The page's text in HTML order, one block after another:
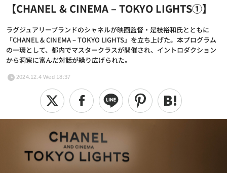
【CHANEL & CINEMA – TOKYO LIGHTS①】
ラグジュアリーブランドのシャネルが映画監督・是枝裕和氏とともに
「CHANEL & CINEMA – TOKYO LIGHTS」を立ち上げた。本プログラム
の一環として、都内でマスタークラスが開催され、イントロダクション
から洞察に富んだ対話が繰り広げられた。
2024.12.4 Wed 18:37